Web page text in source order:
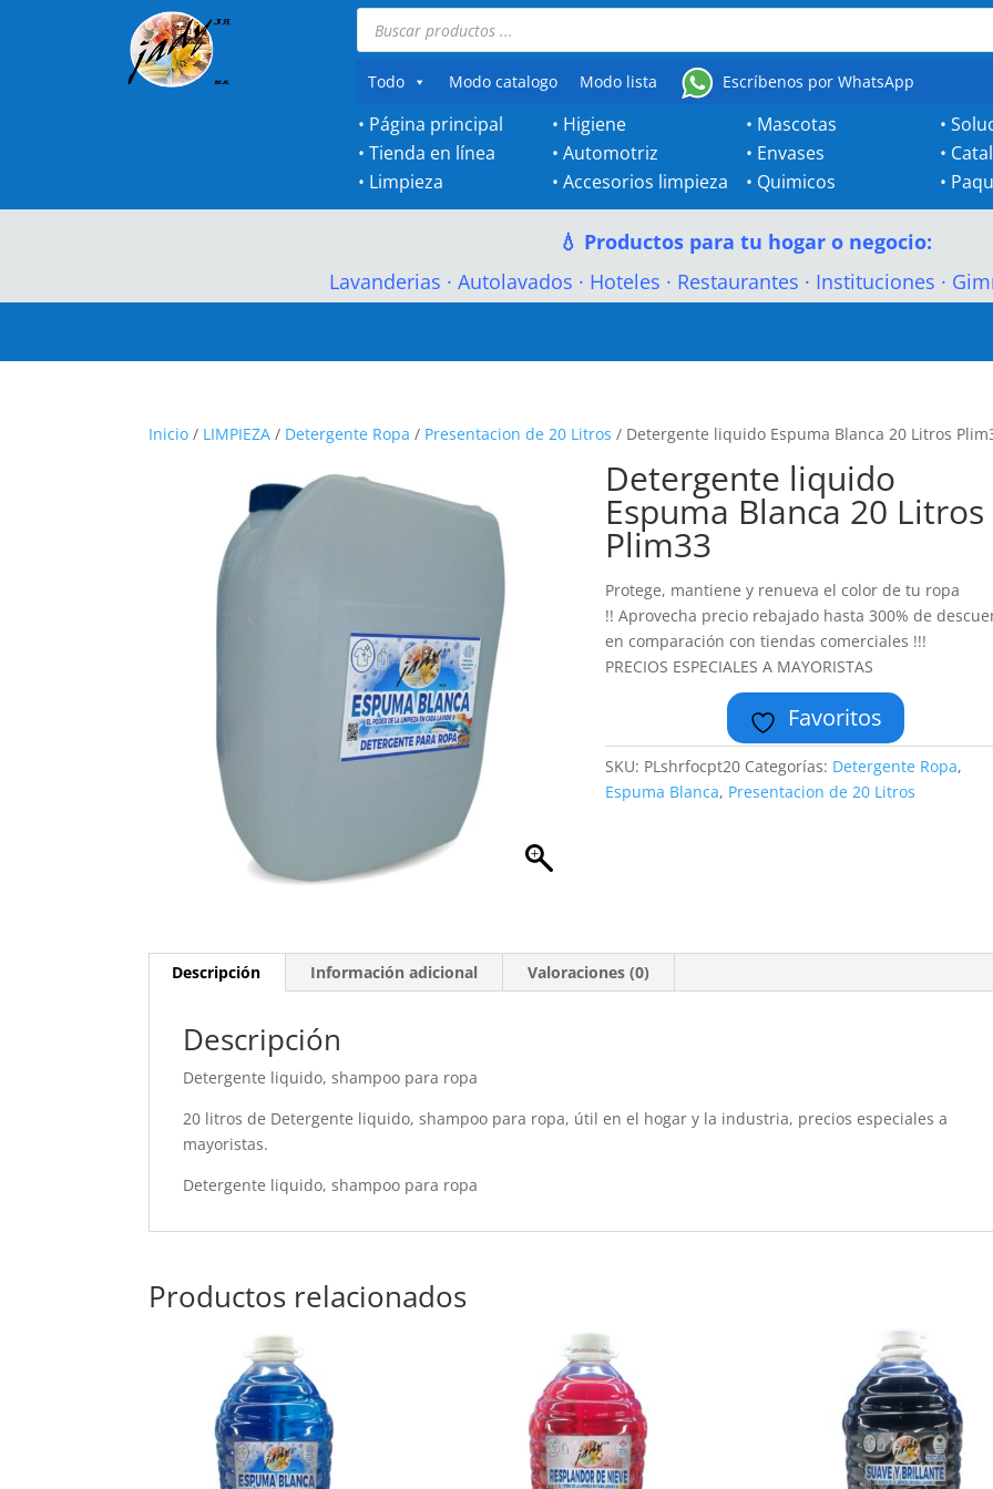
Búsqueda
productos
Todo
Modo catalogo Modo lista Escríbenos por WhatsApp
• Página principal
•Tienda en línea
• Limpieza
• Higiene
•Automotriz
•Accesorios limpieza
• Mascotas
• Envases
• Quimicos
•
•
•
💧 Productos para tu hogar o negocio:
Lavanderias · Autolavados · Hoteles · Restaurantes · Instituciones ·
Inicio / LIMPIEZA / Detergente Ropa / Presentacion de 20 Litros / Detergente liquido Espuma Blanca 20 Litros
Detergente liquido
Espuma Blanca 20 Litros
Plim33
Protege, mantiene y renueva el color de tu ropa
!! Aprovecha precio rebajado hasta 300% de
en comparación con tiendas comerciales !!!
PRECIOS ESPECIALES A MAYORISTAS
Favoritos
SKU: PLshrfocpt20 Categorías: Detergente Ropa,
Espuma Blanca, Presentacion de 20 Litros
Descripción Información adicional Valoraciones (0)
Descripción
Detergente liquido, shampoo para ropa
20 litros de Detergente liquido, shampoo para ropa, útil en el hogar y la industria, precios especiales a
mayoristas.
Detergente liquido, shampoo para ropa
Productos relacionados